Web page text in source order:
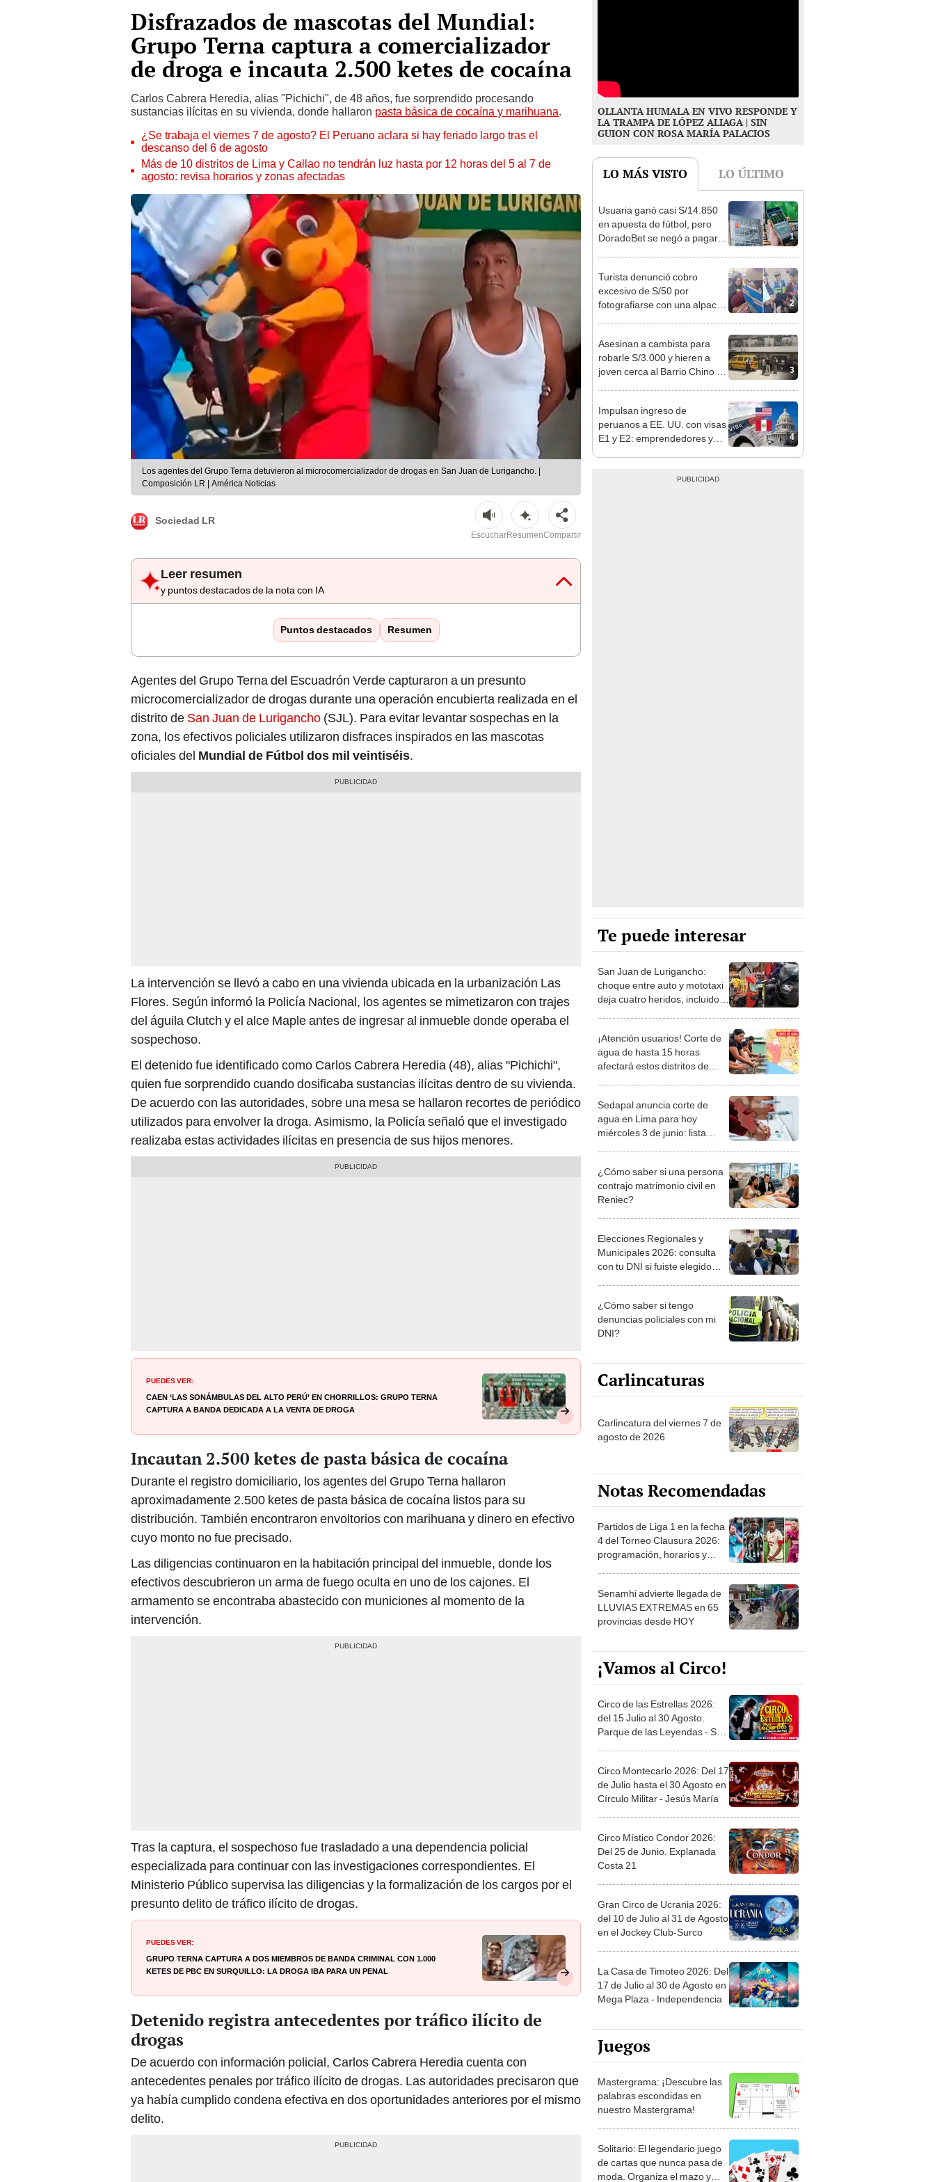
Disfrazados de mascotas del Mundial:
Grupo Terna captura a comercializador
de droga e incauta 2.500 ketes de cocaína
Carlos Cabrera Heredia, alias "Pichichi", de 48 años, fue sorprendido procesando
sustancias ilícitas en su vivienda, donde hallaron pasta básica de cocaína y marihuana.
¿Se trabaja el viernes 7 de agosto? El Peruano aclara si hay feriado largo tras el
descanso del 6 de agosto
Más de 10 distritos de Lima y Callao no tendrán luz hasta por 12 horas del 5 al 7 de
agosto: revisa horarios y zonas afectadas
Los agentes del Grupo Terna detuvieron al microcomercializador de drogas en San Juan de Lurigancho. |
Composición LR | América Noticias
Sociedad LR
EscucharResumenCompartir
Leer resumen
y puntos destacados de la nota con IA
Puntos destacados Resumen
Agentes del Grupo Terna del Escuadrón Verde capturaron a un presunto
microcomercializador de drogas durante una operación encubierta realizada en el
distrito de San Juan de Lurigancho (SJL). Para evitar levantar sospechas en la
zona, los efectivos policiales utilizaron disfraces inspirados en las mascotas
oficiales del Mundial de Fútbol dos mil veintiséis.
La intervención se llevó a cabo en una vivienda ubicada en la urbanización Las
Flores. Según informó la Policía Nacional, los agentes se mimetizaron con trajes
del águila Clutch y el alce Maple antes de ingresar al inmueble donde operaba el
sospechoso.
El detenido fue identificado como Carlos Cabrera Heredia (48), alias "Pichichi",
quien fue sorprendido cuando dosificaba sustancias ilícitas dentro de su vivienda.
De acuerdo con las autoridades, sobre una mesa se hallaron recortes de periódico
utilizados para envolver la droga. Asimismo, la Policía señaló que el investigado
realizaba estas actividades ilícitas en presencia de sus hijos menores.
PUEDES VER:
Caen ‘Las Sonámbulas del Alto Perú’ en Chorrillos: Grupo Terna
captura a banda dedicada a la venta de droga
Incautan 2.500 ketes de pasta básica de cocaína
Durante el registro domiciliario, los agentes del Grupo Terna hallaron
aproximadamente 2.500 ketes de pasta básica de cocaína listos para su
distribución. También encontraron envoltorios con marihuana y dinero en efectivo
cuyo monto no fue precisado.
Las diligencias continuaron en la habitación principal del inmueble, donde los
efectivos descubrieron un arma de fuego oculta en uno de los cajones. El
armamento se encontraba abastecido con municiones al momento de la
intervención.
Tras la captura, el sospechoso fue trasladado a una dependencia policial
especializada para continuar con las investigaciones correspondientes. El
Ministerio Público supervisa las diligencias y la formalización de los cargos por el
presunto delito de tráfico ilícito de drogas.
PUEDES VER:
Grupo Terna captura a dos miembros de banda criminal con 1.000
ketes de PBC en Surquillo: la droga iba para un penal
Detenido registra antecedentes por tráfico ilícito de
drogas
De acuerdo con información policial, Carlos Cabrera Heredia cuenta con
antecedentes penales por tráfico ilícito de drogas. Las autoridades precisaron que
ya había cumplido condena efectiva en dos oportunidades anteriores por el mismo
delito.
OLLANTA HUMALA EN VIVO RESPONDE Y
LA TRAMPA DE LÓPEZ ALIAGA | SIN
GUION CON ROSA MARÍA PALACIOS
LO MÁS VISTO LO ÚLTIMO
1
Usuaria ganó casi S/14.850
en apuesta de fútbol, pero
DoradoBet se negó a pagar:
2
Turista denunció cobro
excesivo de S/50 por
fotografiarse con una alpaca
3
Asesinan a cambista para
robarle S/3.000 y hieren a
joven cerca al Barrio Chino en
4
Impulsan ingreso de
peruanos a EE. UU. con visas
E1 y E2: emprendedores y
Te puede interesar
San Juan de Lurigancho:
choque entre auto y mototaxi
deja cuatro heridos, incluidos
¡Atención usuarios! Corte de
agua de hasta 15 horas
afectará estos distritos de
Sedapal anuncia corte de
agua en Lima para hoy
miércoles 3 de junio: lista
¿Cómo saber si una persona
contrajo matrimonio civil en
Reniec?
Elecciones Regionales y
Municipales 2026: consulta
con tu DNI si fuiste elegido
la ONPE
¿Cómo saber si tengo
denuncias policiales con mi
DNI?
Carlincaturas
Carlincatura del viernes 7 de
agosto de 2026
Notas Recomendadas
Partidos de Liga 1 en la fecha
4 del Torneo Clausura 2026:
programación, horarios y
Senamhi advierte llegada de
LLUVIAS EXTREMAS en 65
provincias desde HOY
¡Vamos al Circo!
Circo de las Estrellas 2026:
del 15 Julio al 30 Agosto.
Parque de las Leyendas - San
Circo Montecarlo 2026: Del 17
de Julio hasta el 30 Agosto en
Círculo Militar - Jesús María
Circo Místico Condor 2026:
Del 25 de Junio. Explanada
Costa 21
Gran Circo de Ucrania 2026:
del 10 de Julio al 31 de Agosto
en el Jockey Club-Surco
La Casa de Timoteo 2026: Del
17 de Julio al 30 de Agosto en
Mega Plaza - Independencia
Juegos
Mastergrama: ¡Descubre las
palabras escondidas en
nuestro Mastergrama!
Solitario: El legendario juego
de cartas que nunca pasa de
moda. Organiza el mazo y